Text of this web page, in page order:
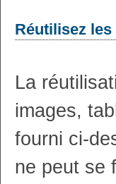
Réutilisez
La
images,
fourni ci-
ne peut se